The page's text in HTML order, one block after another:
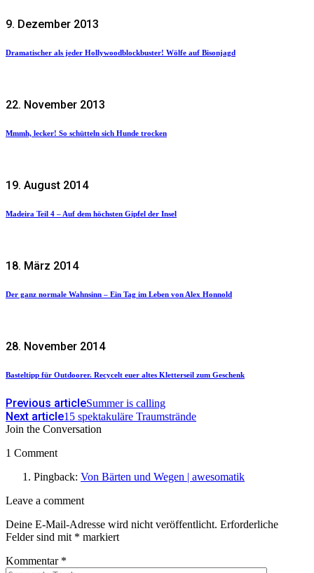
9. Dezember 2013
Dramatischer als jeder Hollywoodblockbuster! Wölfe auf Bisonjagd
22. November 2013
Mmmh, lecker! So schütteln sich Hunde trocken
19. August 2014
Madeira Teil 4 – Auf dem höchsten Gipfel der Insel
18. März 2014
Der ganz normale Wahnsinn – Ein Tag im Leben von Alex Honnold
28. November 2014
Basteltipp für Outdoorer. Recycelt euer altes Kletterseil zum Geschenk
Previous articleSummer is calling
Next article15 spektakuläre Traumstrände
Join the Conversation
1 Comment
Pingback: Von Bärten und Wegen | awesomatik
Leave
comment
Leave a comment
Deine E-Mail-Adresse wird nicht veröffentlicht. Erforderliche
Felder sind mit * markiert
Kommentar *